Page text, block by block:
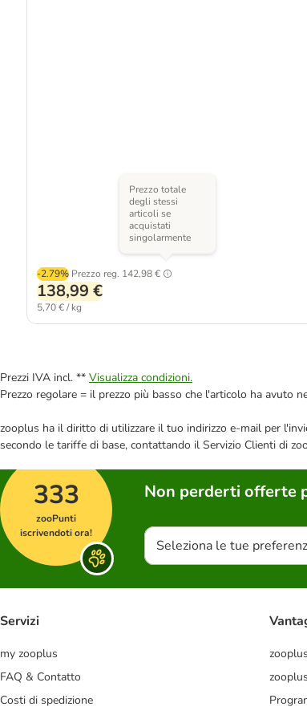
-2.79% Prezzo reg. 142,98 €
Prezzo totale
degli stessi
articoli se
acquistati
singolarmente
138,99 €
5,70 € / kg
Prezzi IVA incl. ** Visualizza condizioni.
Prezzo regolare = il prezzo più basso che l'articolo ha avuto
zooplus ha il diritto di utilizzare il tuo indirizzo e-mail per
secondo le tariffe di base, contattando il Servizio Clienti di
333
zooPunti
iscrivendoti ora!
Non perderti offerte
Seleziona le tue
Servizi
my zooplus
FAQ & Contatto
Costi di spedizione